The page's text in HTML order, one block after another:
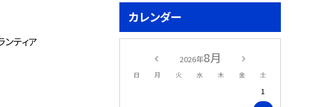
ティア
カレンダー
2026年8月
日 月 火 水 木 金 土
1